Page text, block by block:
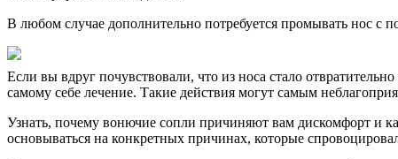
В любом случае дополнительно потребуется промывать нос
Если вы вдруг почувствовали, что из носа стало
самому себе лечение. Такие действия могут самым
Узнать, почему вонючие сопли причиняют вам дискомфорт и
основываться на конкретных причинах, которые